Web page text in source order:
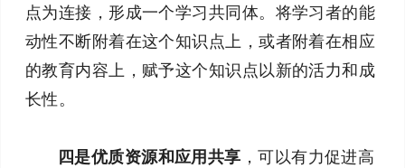
点为连接，形成一个学习共同体。将学习者的能
动性不断附着在这个知识点上，或者附着在相应
的教育内容上，赋予这个知识点以新的活力和成
长性。
四是优质资源和应用共享 ，可以有力促进高